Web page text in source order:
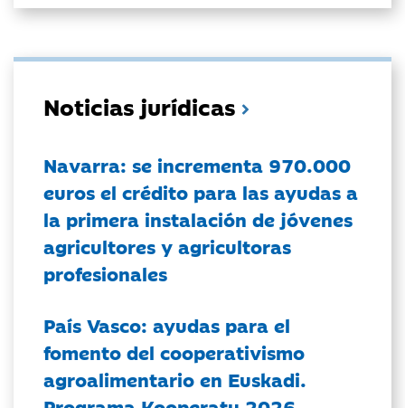
Noticias jurídicas
Navarra: se incrementa 970.000
euros el crédito para las ayudas a
la primera instalación de jóvenes
agricultores y agricultoras
profesionales
País Vasco: ayudas para el
fomento del cooperativismo
agroalimentario en Euskadi.